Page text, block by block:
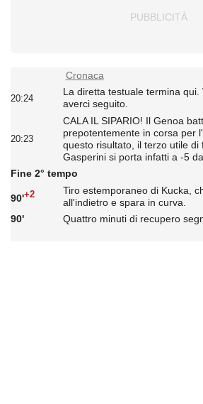
Cronaca
20:24
La diretta testuale termina
averci seguito.
20:23
CALA IL SIPARIO! Il Genoa
prepotentemente in corsa per
questo risultato, il terzo utile di
Gasperini si porta infatti a -5
Fine 2° tempo
90'+2
Tiro estemporaneo di Kucka,
all'indietro e spara in curva.
90'
Quattro minuti di recupero